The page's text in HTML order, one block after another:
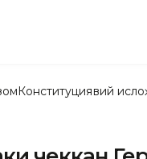
Конституциявий